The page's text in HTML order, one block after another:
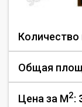
Количество
Общая
Цена за М2: